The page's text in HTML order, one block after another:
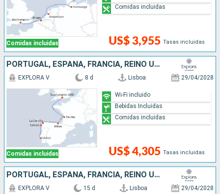
Comidas incluidas US$ 3,955 Tasas incluidas
Comidas incluidas
PORTUGAL, ESPAÑA, FRANCIA, REINO UNIDO
Comidas incluidas
EXPLORA V 8 d Lisboa 29/04/2028
US$ 4,305 Tasas incluidas
Wi-Fi incluido
Bebidas Incluidas
Comidas incluidas
PORTUGAL, ESPAÑA, FRANCIA, REINO UNIDO, BÉLGICA, PAISES BAJOS, ALEMANIA, DINAMARCA
EXPLORA V 15 d Lisboa 29/04/2028